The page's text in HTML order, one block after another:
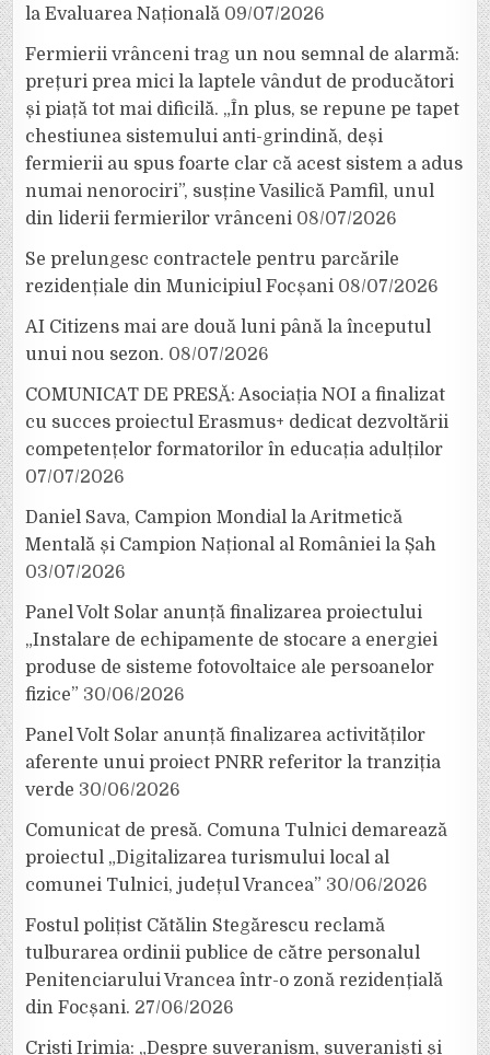
la Evaluarea Națională 09/07/2026
Fermierii vrânceni trag un nou semnal de alarmă:
prețuri prea mici la laptele vândut de producători
și piață tot mai dificilă. „În plus, se repune pe tapet
chestiunea sistemului anti-grindină, deși
fermierii au spus foarte clar că acest sistem a adus
numai nenorociri”, susține Vasilică Pamfil, unul
din liderii fermierilor vrânceni 08/07/2026
Se prelungesc contractele pentru parcările
rezidențiale din Municipiul Focșani 08/07/2026
AI Citizens mai are două luni până la începutul
unui nou sezon. 08/07/2026
COMUNICAT DE PRESĂ: Asociația NOI a finalizat
cu succes proiectul Erasmus+ dedicat dezvoltării
competențelor formatorilor în educația adulților
07/07/2026
Daniel Sava, Campion Mondial la Aritmetică
Mentală și Campion Național al României la Șah
03/07/2026
Panel Volt Solar anunță finalizarea proiectului
„Instalare de echipamente de stocare a energiei
produse de sisteme fotovoltaice ale persoanelor
fizice” 30/06/2026
Panel Volt Solar anunță finalizarea activităților
aferente unui proiect PNRR referitor la tranziția
verde 30/06/2026
Comunicat de presă. Comuna Tulnici demarează
proiectul „Digitalizarea turismului local al
comunei Tulnici, județul Vrancea” 30/06/2026
Fostul polițist Cătălin Stegărescu reclamă
tulburarea ordinii publice de către personalul
Penitenciarului Vrancea într-o zonă rezidențială
din Focșani. 27/06/2026
Cristi Irimia: „Despre suveranism, suveraniști și